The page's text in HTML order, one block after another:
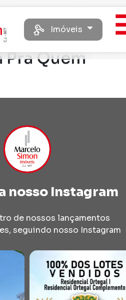
Imóveis
e Residencial
É Bom Pra
Pra Quem
nosso Instagram
de nossos lançamentos
seguindo nosso Instagram